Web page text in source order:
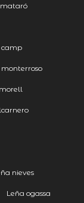
camp
monterroso
nieves
Leña ogassa